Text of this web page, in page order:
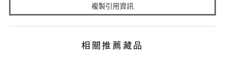
複製引用資訊
相關推薦藏品